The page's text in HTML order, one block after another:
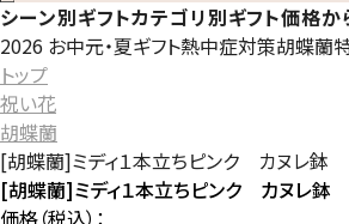
シーン別ギフトカテゴリ別ギフト価格か
2026 お中元・夏ギフト熱中症対策胡蝶蘭
トップ
祝い花
胡蝶蘭
[胡蝶蘭]ミディ１本立ちピンク カヌレ鉢
[胡蝶蘭]ミディ１本立ちピンク カヌレ鉢
価格（税込）：